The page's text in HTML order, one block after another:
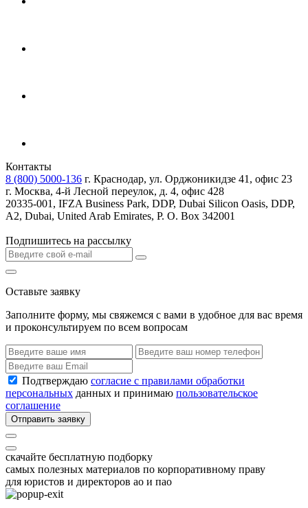
Контакты
8 (800) 5000-136 г. Краснодар, ул. Орджоникидзе 41, офис 23
г. Москва, 4-й Лесной переулок, д. 4, офис 428
20335-001, IFZA Business Park, DDP, Dubai Silicon Oasis, DDP,
A2, Dubai, United Arab Emirates, P. O. Box 342001
Подпишитесь на рассылку
Оставьте заявку
Заполните форму, мы свяжемся с вами в удобное для вас время
и проконсультируем по всем вопросам
Подтверждаю согласие с правилами обработки
персональных данных и принимаю пользовательское
соглашение
Отправить заявку
скачайте бесплатную подборку
самых полезных материалов по корпоративному праву
для юристов и директоров ао и пао